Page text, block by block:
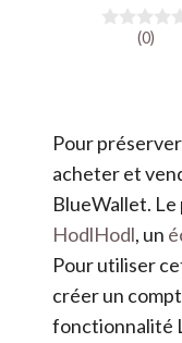
(0)
Pour
acheter et
BlueWallet.
HodlHodl, un
Pour utiliser
créer un
fonctionnalité